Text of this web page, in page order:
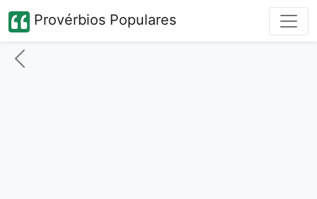
Provérbios Populares